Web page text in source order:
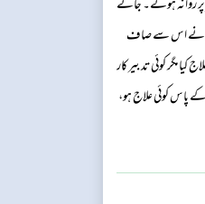
روانہ ہوئے۔ جاتے
نے اس سے صاف
مگر کوئی تدبیر کار
پاس کوئی علاج ہو،